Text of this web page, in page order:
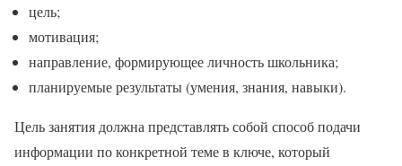
цель;
мотивация;
направление, формирующее личность школьника;
планируемые результаты (умения, знания, навыки).
Цель занятия должна представлять собой способ подачи
информации по конкретной теме в ключе, который